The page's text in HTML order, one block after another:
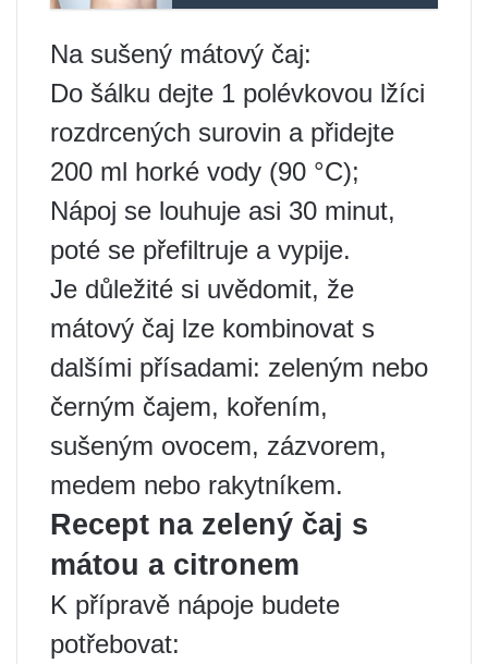
Na sušený mátový čaj:
Do šálku dejte 1 polévkovou lžíci
rozdrcených surovin a přidejte
200 ml horké vody (90 °C);
Nápoj se louhuje asi 30 minut,
poté se přefiltruje a vypije.
Je důležité si uvědomit, že
mátový čaj lze kombinovat s
dalšími přísadami: zeleným nebo
černým čajem, kořením,
sušeným ovocem, zázvorem,
medem nebo rakytníkem.
Recept na zelený čaj s
mátou a citronem
K přípravě nápoje budete
potřebovat: